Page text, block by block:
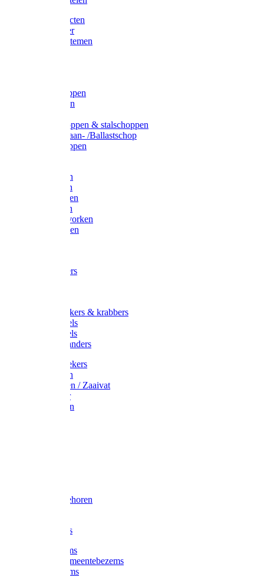
Tuin producten
Fruitplukker
Ophangsystemen
Betonschoppen
Schepbatsen
Ballastschoppen & stalschoppen
Slijtsrip Graan- /Ballastschop
Graanschoppen
Hooivorken
Mestvorken
Bietenvorken
Maisvorken
Aardappelvorken
Vijgenvorken
Tuinkrabbers
Onkruidstekers & krabbers
Hartschoffels
Ruitschoffels
Onkruidbranders
Graskantstekers
Verticuteren
Strooiwagen / Zaaivat
Grasmaaier
Grasscharen
Slede toebehoren
Composters
Straatbezems
Stads- / Gemeentebezems
Terrasbezems